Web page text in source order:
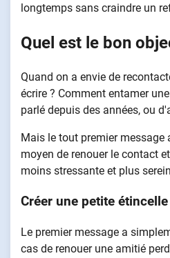
longtemps sans craindre un
Quel est le bon
Quand on a envie de
écrire ? Comment entamer
parlé depuis des années, ou
Mais le tout premier
moyen de renouer le contact
moins stressante et plus
Créer une petite étincelle
Le premier message a
cas de renouer une amitié